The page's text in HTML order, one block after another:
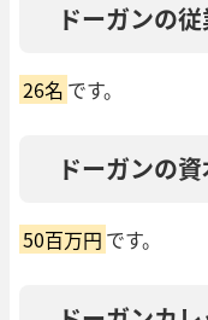
ドーガンの
26名 です。
ドーガンの
50百万円 です。